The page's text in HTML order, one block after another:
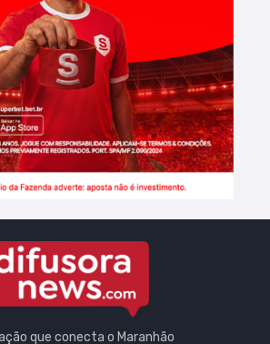
que conecta o Maranhão